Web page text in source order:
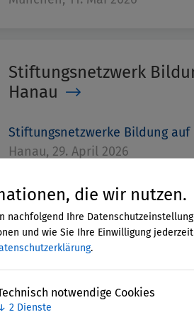
die wir nutzen.
nachfolgend Ihre
und wie Sie Ihre Einwilligung
.
notwendige Cookies
2 Dienste
Stiftungsnetzwerk
Hanau
Stiftungsnetzwerke Bildung auf
Hanau, 29. April 2026
Stiftungsnetzwerk
Neukölln
Stiftungsnetzwerke Bildung auf
Berlin, 21. April 2026